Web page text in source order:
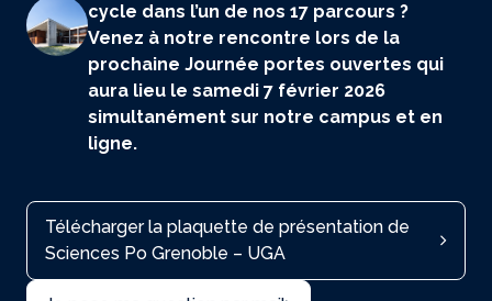
cycle dans l’un de nos 17 parcours ?
Venez à notre rencontre lors de la
prochaine Journée portes ouvertes qui
aura lieu le samedi 7 février 2026
simultanément sur notre campus et en
ligne.
Télécharger la plaquette de présentation de
Sciences Po Grenoble – UGA